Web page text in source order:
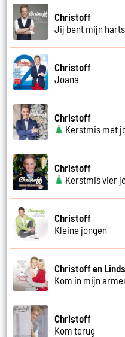
Christoff
Jij bent mijn
Christoff
Joana
Christoff
Kerstmis met
Christoff
Kerstmis vier
Christoff
Kleine jongen
Christoff en
Kom in mijn
Christoff
Kom terug